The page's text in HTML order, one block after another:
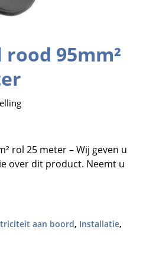
95mm²
rol 25 meter – Wij geven u
over dit product. Neemt u
aan boord, Installatie,